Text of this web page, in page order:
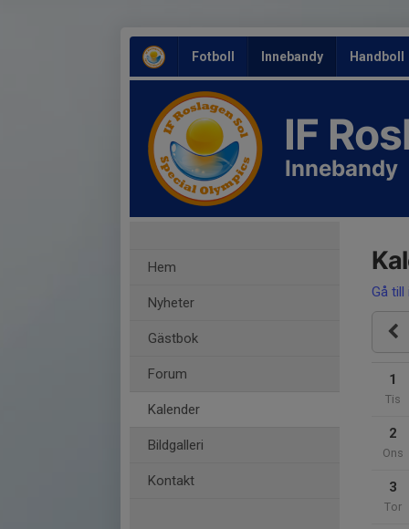
Fotboll Innebandy Handboll
IF
Innebandy
Hem
Nyheter
Gästbok
Forum
Kalender
Bildgalleri
Kontakt
Gå till
1
Tis
2
Ons
3
Tor